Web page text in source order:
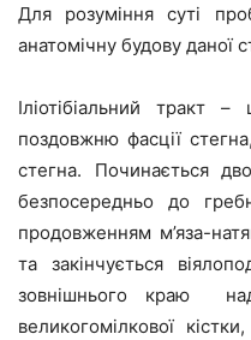
Для розуміння суті
анатомічну будову даної
Іліотібіальний
поздовжню фасції
стегна. Починається
безпосередньо до
продовженням м’яза-
та закінчується
зовнішнього краю
великогомілкової